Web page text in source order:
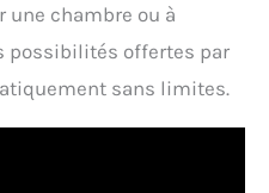
une chambre ou à
possibilités offertes par
sans limites.